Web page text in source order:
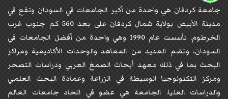
جامعة كردفان هي واحدة من أكبر الجامعات في السودان وتقع في
مدينة الأبيض بولاية شمال كردفان على بعد 560 كم جنوب غرب
الخرطوم. تأسست عام 1990 وهي واحدة من أفضل الجامعات في
السودان، وتضم العديد من المعاهد والوحدات الأكاديمية ومراكز
البحث بما في ذلك معهد أبحاث الصمغ العربي ودراسات التصحر
ومركز التكنولوجيا الوسيطة في الزراعة وعمادة البحث العلمي
والدراسات العليا. الجامعة هي عضو في اتحاد جامعات العالم